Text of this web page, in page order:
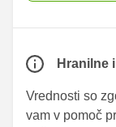
Hranilne
Vrednosti so
vam v pomoč